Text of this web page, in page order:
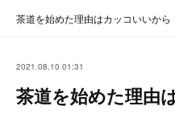
茶道を始めた理由はカッコいいから
2021.08.10 01:31
茶道を始めた理由